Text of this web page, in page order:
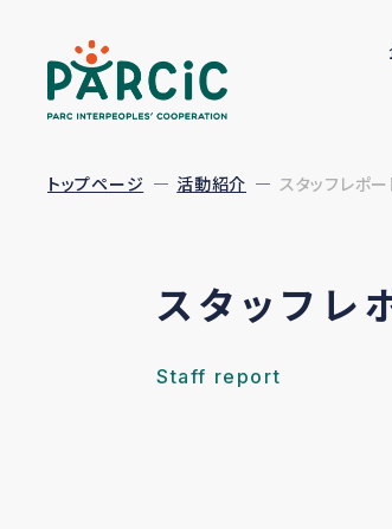
トップページ 活動紹介 スタッフレポー
スタッフレ
Staff report